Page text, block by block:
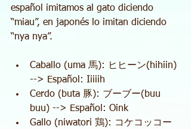
español imitamos al gato diciendo
“miau”, en japonés lo imitan diciendo
“nya nya”.
Caballo (uma 馬): ヒヒーン(hihiin)
--> Español: Iiiiih
Cerdo (buta 豚): ブーブー(buu
buu) --> Español: Oink
Gallo (niwatori 鶏): コケコッコー